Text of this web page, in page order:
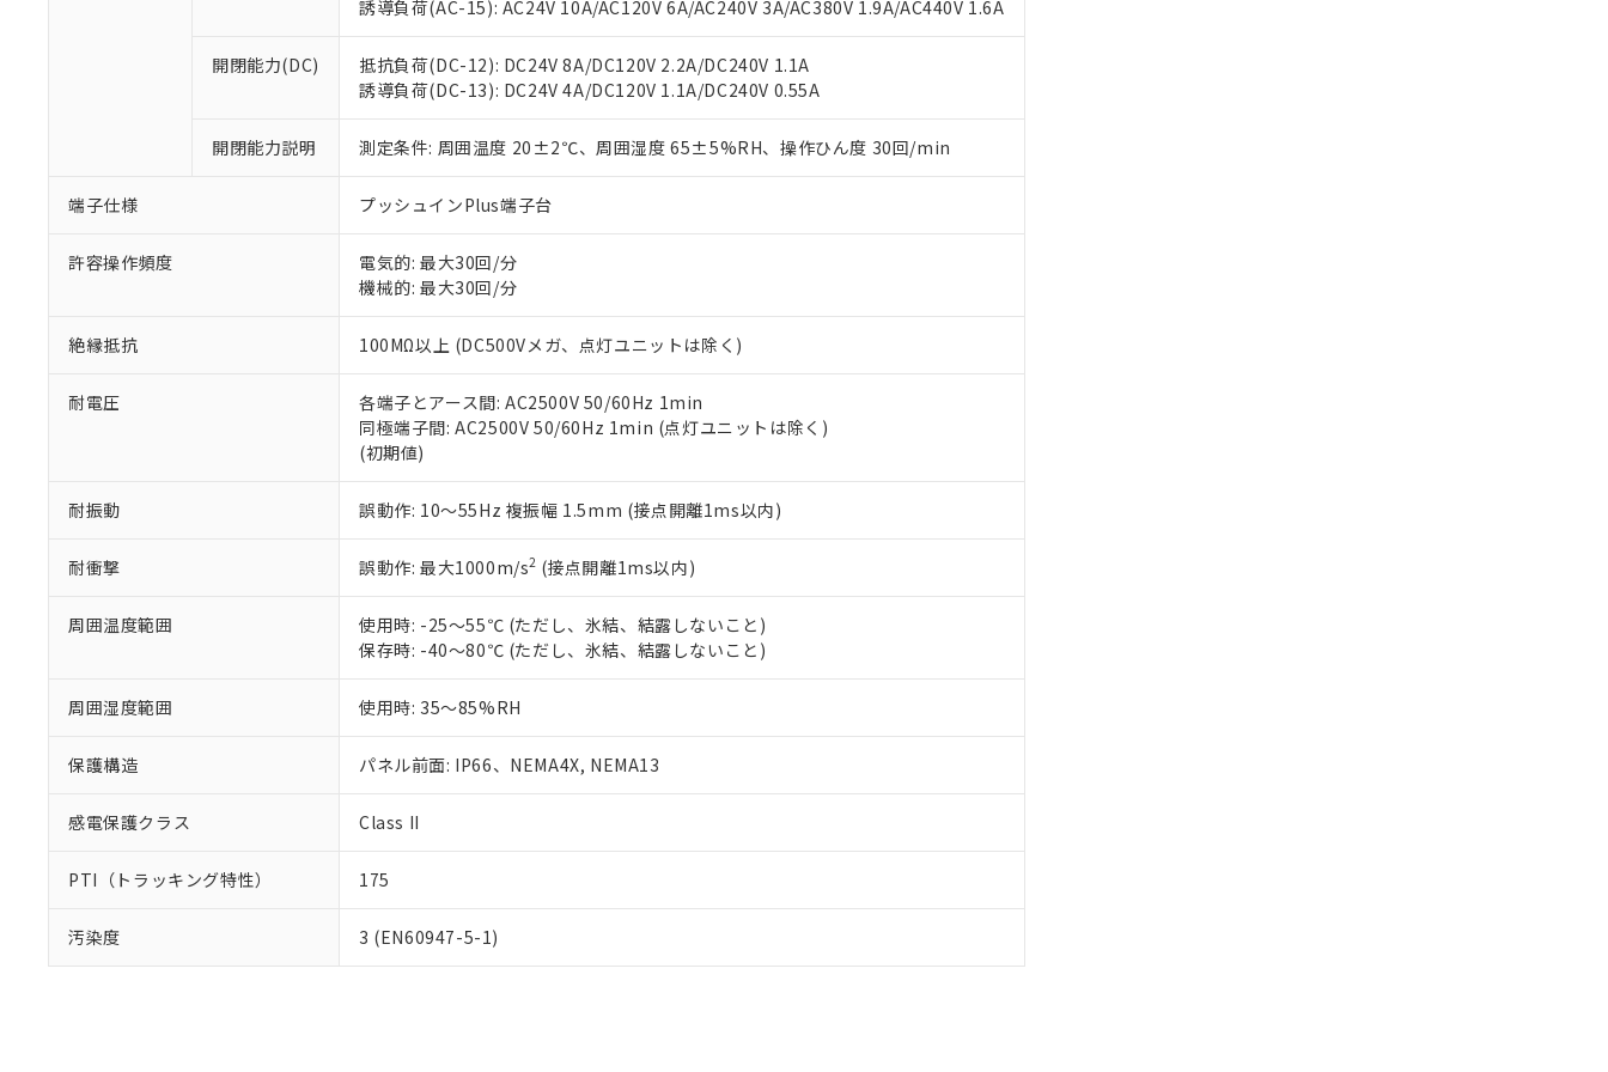
誘導負荷(AC-15): AC24V 10A/AC120V 6A/AC240V 3A/AC380V 1.9A/AC440V 1.6A
開閉能力(DC)
抵抗負荷(DC-12): DC24V 8A/DC120V 2.2A/DC240V 1.1A
誘導負荷(DC-13): DC24V 4A/DC120V 1.1A/DC240V 0.55A
開閉能力説明 測定条件: 周囲温度 20±2℃、周囲湿度 65±5%RH、操作ひん度 30回/min
端子仕様 プッシュインPlus端子台
許容操作頻度
電気的: 最大30回/分
機械的: 最大30回/分
絶縁抵抗 100MΩ以上 (DC500Vメガ、点灯ユニットは除く)
耐電圧
各端子とアース間: AC2500V 50/60Hz 1min
同極端子間: AC2500V 50/60Hz 1min (点灯ユニットは除く)
(初期値)
耐振動 誤動作: 10～55Hz 複振幅 1.5mm (接点開離1ms以内)
耐衝撃 誤動作: 最大1000m/s2 (接点開離1ms以内)
周囲温度範囲
使用時: -25～55℃ (ただし、氷結、結露しないこと)
保存時: -40～80℃ (ただし、氷結、結露しないこと)
周囲湿度範囲 使用時: 35～85%RH
保護構造 パネル前面: IP66、NEMA4X, NEMA13
感電保護クラス Class II
PTI（トラッキング特性） 175
汚染度 3 (EN60947-5-1)
が、当社の製品・サービスに関するお客様との取引・商談に必要な範囲で利用することをご了承くだ
※当社の共同利用者とは、"個人情報の共同利用に関して"
いる法人を指します。
EU RoHS指令（10物質）の非含有証明書
51物質の非含有証明書（当社基準）
※本証明書は発行日時点で非含有を証明するもので、過去に遡って非含有を証明するものではありません。
また、RoHS指令のフタル酸エステル類４物質の対応では、対応完了までの期間は出荷製品に未対応品が
混在することから備考欄に対応日を記載しておりました。
り割愛しております。
白